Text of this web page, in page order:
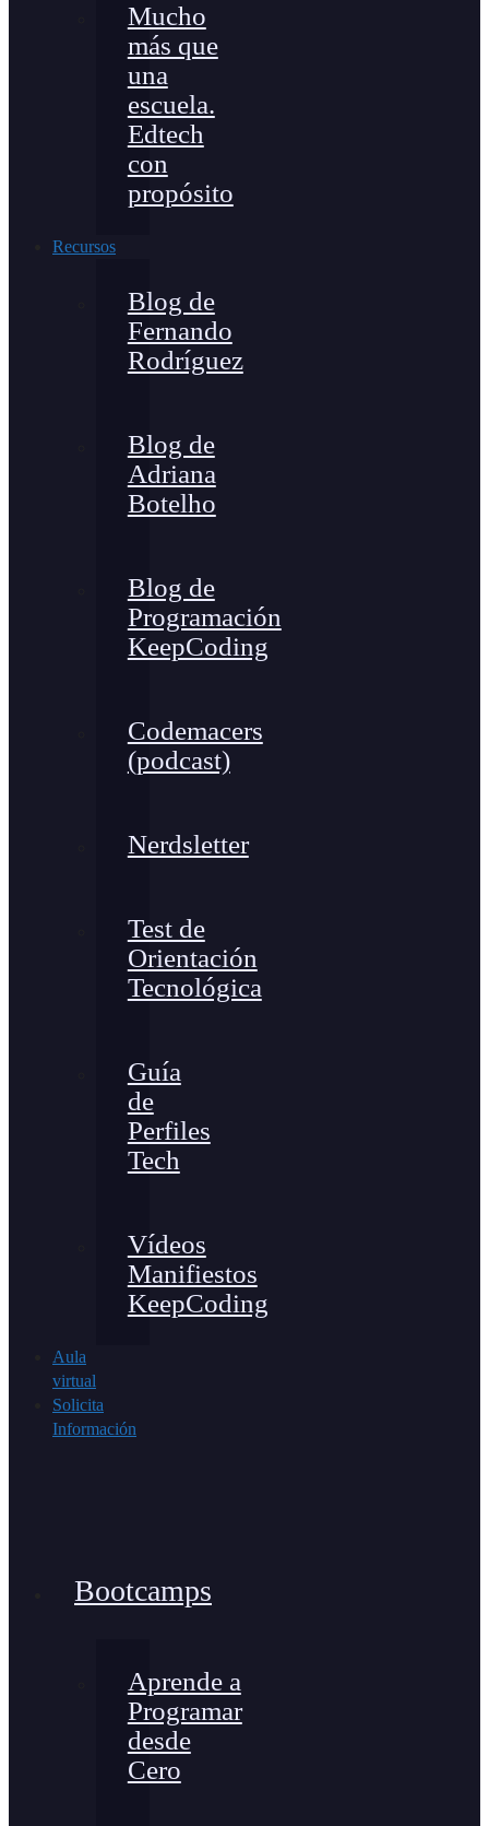
Mucho
más que
una
escuela.
Edtech
con
propósito
Recursos
Blog de
Fernando
Rodríguez
Blog de
Adriana
Botelho
Blog de
Programación
KeepCoding
Codemacers
(podcast)
Nerdsletter
Test de
Orientación
Tecnológica
Guía
de
Perfiles
Tech
Vídeos
Manifiestos
KeepCoding
Aula
virtual
Solicita
Información
Bootcamps
Aprende a
Programar
desde
Cero